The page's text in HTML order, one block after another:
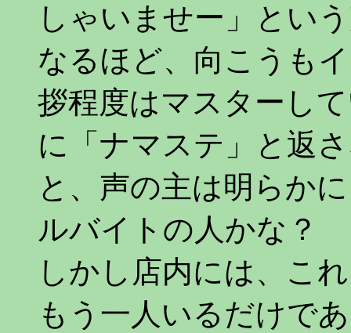
しゃいませー」とい
なるほど、向こうも
拶程度はマスターし
に「ナマステ」と返
と、声の主は明らか
ルバイトの人かな？
しかし店内には、こ
もう一人いるだけで